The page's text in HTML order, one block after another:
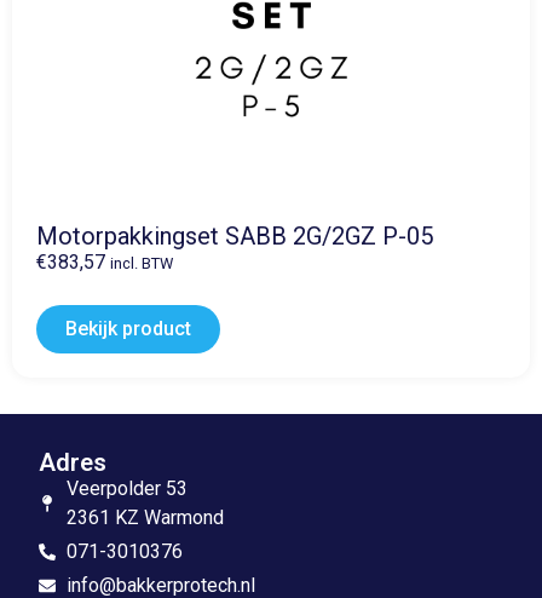
Motorpakkingset SABB 2G/2GZ P-05
€383,57 incl. BTW
Bekijk product
Adres
Veerpolder 53
2361 KZ Warmond
071-3010376
info@bakkerprotech.nl